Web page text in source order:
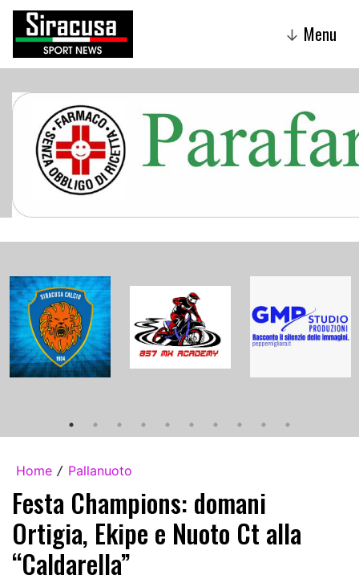
↓ Menu
Home / Pallanuoto
Festa Champions: domani
Ortigia, Ekipe e Nuoto Ct alla
“Caldarella”